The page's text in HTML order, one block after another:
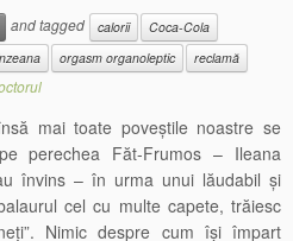
and tagged calorii
Coca-Cola
orgasm organoleptic
reclamă
mai toate poveștile noastre se
perechea Făt-Frumos – Ileana
învins – în urma unui lăudabil și
cel cu multe capete, trăiesc
Nimic despre cum își împart